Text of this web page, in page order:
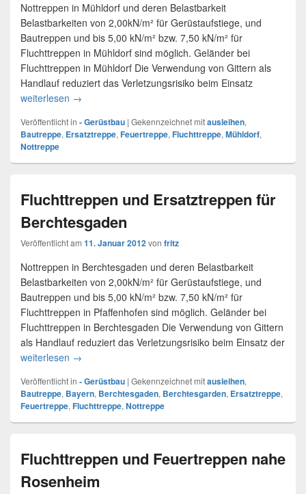
Nottreppen in Mühldorf und deren Belastbarkeit
Belastbarkeiten von 2,00kN/m² für Gerüstaufstiege, und
Bautreppen und bis 5,00 kN/m² bzw. 7,50 kN/m² für
Fluchttreppen in Mühldorf sind möglich. Geländer bei
Fluchttreppen in Mühldorf Die Verwendung von Gittern als
Handlauf reduziert das Verletzungsrisiko beim Einsatz
weiterlesen Fluchttreppe Mühldorf
→
Veröffentlicht in - Gerüstbau | Gekennzeichnet mitausleihen,
Bautreppe, Ersatztreppe, Feuertreppe, Fluchttreppe, Mühldorf,
Nottreppe
Fluchttreppen und Ersatztreppen für
Berchtesgaden
Veröffentlicht am 11. Januar 2012von fritz
Nottreppen in Berchtesgaden und deren Belastbarkeit
Belastbarkeiten von 2,00kN/m² für Gerüstaufstiege, und
Bautreppen und bis 5,00 kN/m² bzw. 7,50 kN/m² für
Fluchttreppen in Pfaffenhofen sind möglich. Geländer bei
Fluchttreppen in Berchtesgaden Die Verwendung von Gittern
als Handlauf reduziert das Verletzungsrisiko beim Einsatz der
weiterlesen Fluchttreppen und Ersatztreppen für Berchtesgaden
→
Veröffentlicht in - Gerüstbau | Gekennzeichnet mitausleihen,
Bautreppe, Bayern, Berchtesgaden, Berchtesgarden, Ersatztreppe,
Feuertreppe, Fluchttreppe, Nottreppe
Fluchttreppen und Feuertreppen nahe
Rosenheim